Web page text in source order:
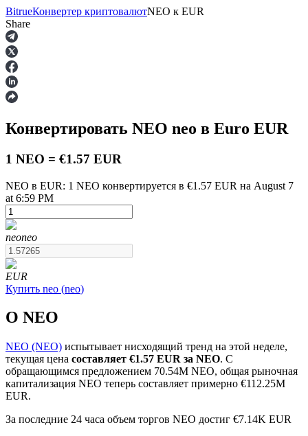
Фьючерсы
USDT-фьючерсы
Фьючерсы с использованием USDT в качестве
обеспечения
Криптовалютные фьючерсы
BitrueКонвертер криптовалютNEO к EUR
Share
Конвертировать NEO neo в Euro EUR
1 NEO = €1.57 EUR
NEO в EUR: 1 NEO конвертируется в €1.57 EUR на August 7
at 6:59 PM
neoneo
EUR
Купить neo (neo)
О NEO
NEO (NEO) испытывает нисходящий тренд на этой неделе,
текущая цена составляет €1.57 EUR за NEO. С
обращающимся предложением 70.54M NEO, общая рыночная
капитализация NEO теперь составляет примерно €112.25M
EUR.
За последние 24 часа объем торгов NEO достиг €7.14K EUR